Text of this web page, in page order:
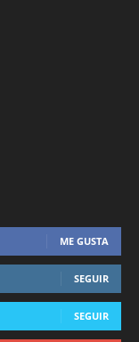
ME GUSTA
SEGUIR
SEGUIR